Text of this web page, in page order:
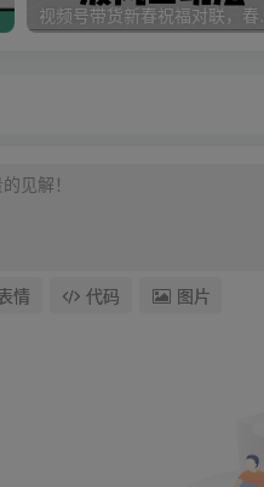
情 代码 图片